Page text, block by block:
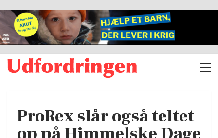
ProRex slår også teltet